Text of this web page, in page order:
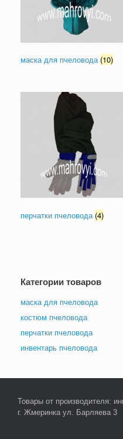
маска для пчеловода (10)
перчатки пчеловода (4)
Категории товаров
маска для пчеловода
костюм пчеловода
перчатки пчеловода
инвентарь пчеловода
Товары от производителя:
г. Жмеринка ул. Барляева 3